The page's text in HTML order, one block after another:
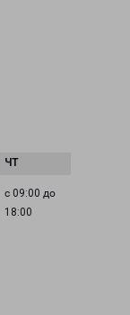
с 09:00 до
18:00